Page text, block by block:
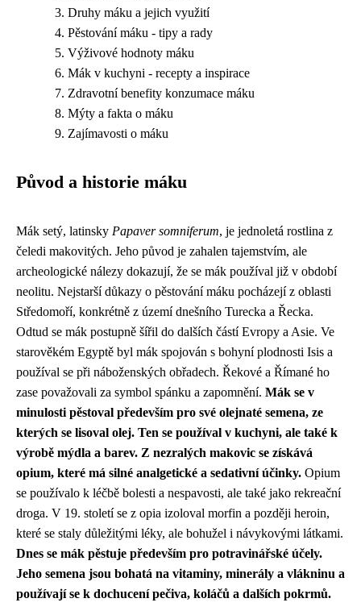
Druhy máku a jejich využití
Pěstování máku - tipy a rady
Výživové hodnoty máku
Mák v kuchyni - recepty a inspirace
Zdravotní benefity konzumace máku
Mýty a fakta o máku
Zajímavosti o máku
Původ a historie máku
Mák setý, latinsky Papaver somniferum, je jednoletá rostlina z
čeledi makovitých. Jeho původ je zahalen tajemstvím, ale
archeologické nálezy dokazují, že se mák používal již v období
neolitu. Nejstarší důkazy o pěstování máku pocházejí z oblasti
Středomoří, konkrétně z území dnešního Turecka a Řecka.
Odtud se mák postupně šířil do dalších částí Evropy a Asie. Ve
starověkém Egyptě byl mák spojován s bohyní plodnosti Isis a
používal se při náboženských obřadech. Řekové a Římané ho
zase považovali za symbol spánku a zapomnění. Mák se v
minulosti pěstoval především pro své olejnaté semena, ze
kterých se lisoval olej. Ten se používal v kuchyni, ale také k
výrobě mýdla a barev. Z nezralých makovic se získává
opium, které má silné analgetické a sedativní účinky. Opium
se používalo k léčbě bolesti a nespavosti, ale také jako rekreační
droga. V 19. století se z opia izoloval morfin a později heroin,
které se staly důležitými léky, ale bohužel i návykovými látkami.
Dnes se mák pěstuje především pro potravinářské účely.
Jeho semena jsou bohatá na vitaminy, minerály a vlákninu a
používají se k dochucení pečiva, koláčů a dalších pokrmů.